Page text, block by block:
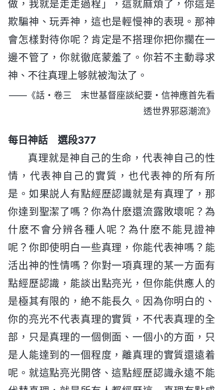
做，我就是走走過程」，這就麻煩了，你這是
欺騙神、玩弄神，這也是輕慢神的表現。那神
會怎樣對待你呢？肯定是不搭理你把你擱在一
邊不管了，你就徹底蒙羞了。你若不主動尋求
神、不往真理上够就被淘汰了。
——《話・卷三 末世基督座談紀要・信神應首先看
透世界邪惡潮流》
每日神話 選段377
真理就是神自己的生命，代表神自己的性
情，代表神自己的實質，也代表神的所有所
是。如果説人有點經歷認識就是有真理了，那
你達到聖潔了嗎？你為什麽還流露敗壞呢？為
什麽不會分辨各種人呢？為什麽不能見證神
呢？你即使明白一些真理，你能代表神嗎？能
活出神的性情嗎？你對一項真理的某一方面有
點經歷認識，能談出點亮光，但你能供應人的
是極其有限的，絶不能長久。因為你明白的、
你的亮光不代表真理的實質，不代表真理的全
部，只是真理的一個側面、一個小的方面，只
是人能達到的一個程度，離真理的實質還遠着
呢。就這點亮光開啓、這點經歷認識永遠不能